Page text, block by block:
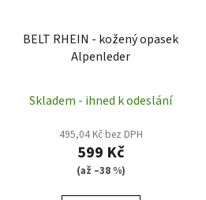
BELT RHEIN - kožený opasek
Alpenleder
Skladem - ihned k odeslání
495,04 Kč bez DPH
599 Kč
(až –38 %)